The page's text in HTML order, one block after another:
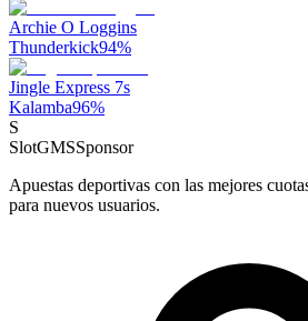
Archie O Loggins
Thunderkick94%
Jingle Express 7s
Kalamba96%
S
SlotGMSSponsor
Apuestas deportivas con las mejores
para nuevos usuarios.